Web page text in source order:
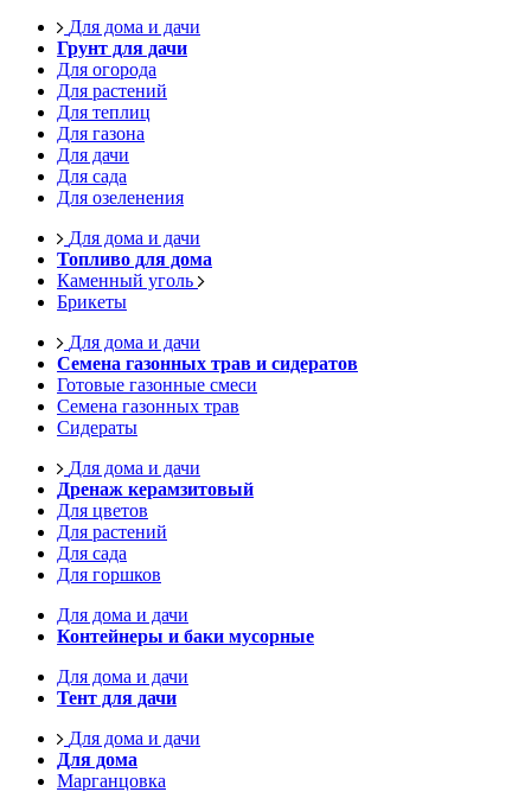
Для дома и дачи
Грунт для дачи
Для огорода
Для растений
Для теплиц
Для газона
Для дачи
Для сада
Для озеленения
Для дома и дачи
Топливо для дома
Каменный уголь
Брикеты
Для дома и дачи
Семена газонных трав и сидератов
Готовые газонные смеси
Семена газонных трав
Сидераты
Для дома и дачи
Дренаж керамзитовый
Для цветов
Для растений
Для сада
Для горшков
Для дома и дачи
Контейнеры и баки мусорные
Для дома и дачи
Тент для дачи
Для дома и дачи
Для дома
Марганцовка